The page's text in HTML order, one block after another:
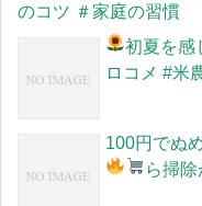
のコツ ＃家庭の習慣
初夏を感
ロコメ #米
100円でぬ
ら掃